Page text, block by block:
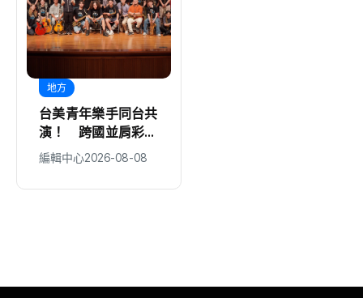
地方
台美青年樂手同台共
演！ 跨國並肩彩排
激盪爵士新火花 展
現台中爵士人才培育
成果
編輯中心2026-08-08